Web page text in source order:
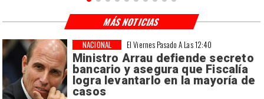
El Viernes Pasado A Las 12:40
Ministro Arrau defiende secreto
bancario y asegura que Fiscalía
logra levantarlo en la mayoría de
casos
NACIONAL
MÁS NOTICIAS